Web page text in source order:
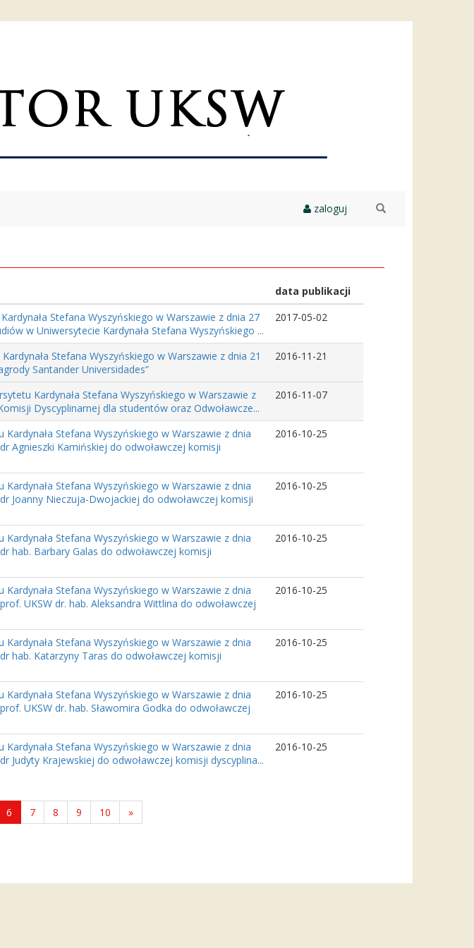
zaloguj
data publikacji
Stefana Wyszyńskiego w Warszawie z dnia 27
w Uniwersytecie Kardynała Stefana Wyszyńskiego ...
2017-05-02
Stefana Wyszyńskiego w Warszawie z dnia 21
Santander Universidades”
2016-11-21
Kardynała Stefana Wyszyńskiego w Warszawie z
Dyscyplinarnej dla studentów oraz Odwoławcze...
2016-11-07
Stefana Wyszyńskiego w Warszawie z dnia
Agnieszki Kamińskiej do odwoławczej komisji
2016-10-25
Stefana Wyszyńskiego w Warszawie z dnia
Joanny Nieczuja-Dwojackiej do odwoławczej komisji
2016-10-25
Stefana Wyszyńskiego w Warszawie z dnia
hab. Barbary Galas do odwoławczej komisji
2016-10-25
Stefana Wyszyńskiego w Warszawie z dnia
UKSW dr. hab. Aleksandra Wittlina do odwoławczej
2016-10-25
Stefana Wyszyńskiego w Warszawie z dnia
hab. Katarzyny Taras do odwoławczej komisji
2016-10-25
Stefana Wyszyńskiego w Warszawie z dnia
UKSW dr. hab. Sławomira Godka do odwoławczej
2016-10-25
Stefana Wyszyńskiego w Warszawie z dnia
Judyty Krajewskiej do odwoławczej komisji dyscyplina...
2016-10-25
6 7 8 9 10 »